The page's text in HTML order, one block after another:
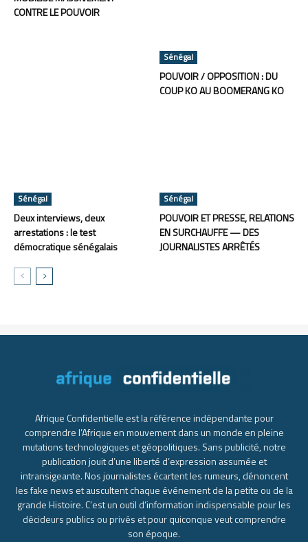
CONTRE LE POUVOIR
Sénégal
POUVOIR / OPPOSITION : DU
COUP KO AU BOOMERANG KO
Sénégal
Deux interviews, deux
arrestations : le test
démocratique sénégalais
Sénégal
POUVOIR ET PRESSE, RELATIONS
EN SURCHAUFFE — DES
JOURNALISTES ARRÊTÉS
Afrique Confidentielle est la référence indépendante pour
comprendre l’Afrique en mouvement dans un monde en pleine
mutations technologiques et géopolitiques. Sans publicité, notre
publication jouit d’une liberté d’expression assumée et
intransigeante. Nos journalistes écartent les rumeurs, dénoncent
les fake news et auscultent chaque événement de la petite ou de la
grande Histoire. C’est un outil d’information indispensable pour les
décideurs publics ou privés et pour quiconque veut comprendre
son époque.